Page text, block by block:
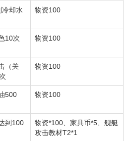
冷却水 物资100
10次 物资100
（关
物资100
500 物资100
到100
物资*100、家具币*5、舰艇
攻击教材T2*1